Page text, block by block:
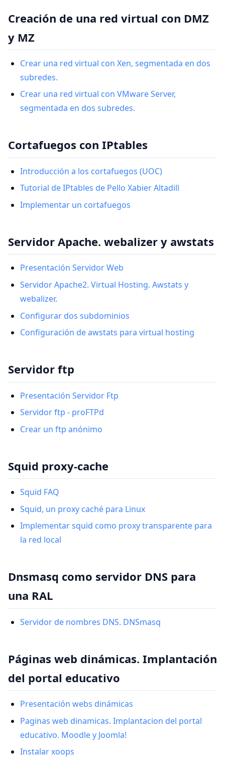
Creación de una red virtual con DMZ
y MZ
Crear una red virtual con Xen, segmentada en dos
subredes.
Crear una red virtual con VMware Server,
segmentada en dos subredes.
Cortafuegos con IPtables
Introducción a los cortafuegos (UOC)
Tutorial de IPtables de Pello Xabier Altadill
Implementar un cortafuegos
Servidor Apache. webalizer y awstats
Presentación Servidor Web
Servidor Apache2. Virtual Hosting. Awstats y
webalizer.
Configurar dos subdominios
Configuración de awstats para virtual hosting
Servidor ftp
Presentación Servidor Ftp
Servidor ftp - proFTPd
Crear un ftp anónimo
Squid proxy-cache
Squid FAQ
Squid, un proxy caché para Linux
Implementar squid como proxy transparente para
la red local
Dnsmasq como servidor DNS para
una RAL
Servidor de nombres DNS. DNSmasq
Páginas web dinámicas. Implantación
del portal educativo
Presentación webs dinámicas
Paginas web dinamicas. Implantacion del portal
educativo. Moodle y Joomla!
Instalar xoops